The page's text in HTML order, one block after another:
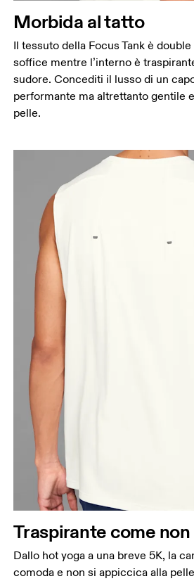
Morbida al tatto
Il tessuto della Focus Tank è double
soffice mentre l’interno è
sudore. Concediti il lusso di un
performante ma altrettanto gentile
pelle.
Traspirante come non
Dallo hot yoga a una breve 5K, la
comoda e non si appiccica alla